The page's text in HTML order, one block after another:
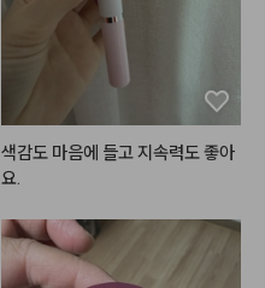
색감도 마음에 들고 지속력도 좋아
요.